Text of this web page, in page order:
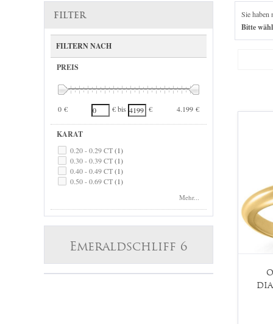
FILTER
FILTERN NACH
PREIS
0 € 4.199 €
€ bis €
KARAT
0.20 - 0.29 CT(1)
0.30 - 0.39 CT(1)
0.40 - 0.49 CT(1)
0.50 - 0.69 CT(1)
Mehr...
Emeraldschliff 6
Sie haben
Bitte